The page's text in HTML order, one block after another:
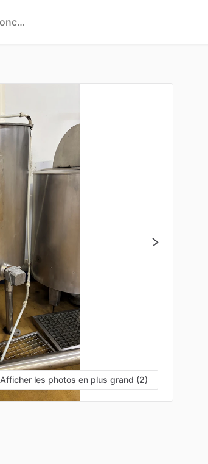
Afficher les photos en plus grand (2)